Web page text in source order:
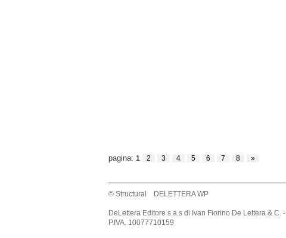
pagina: 1 2 3 4 5 6 7 8 »
© Structural DELETTERA WP
DeLettera Editore s.a.s di Ivan Fiorino De Lettera & C. -
P.IVA. 10077710159